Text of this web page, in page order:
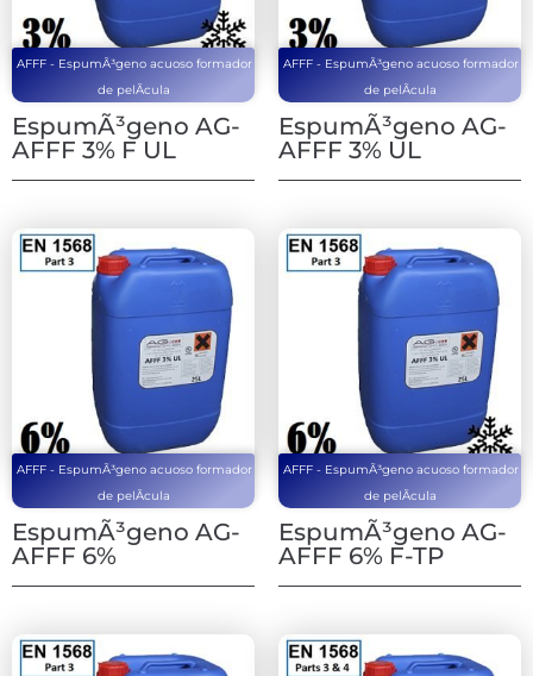
AFFF - EspumÃ³geno acuoso formador
de pelÃ­cula
EspumÃ³geno AG-
AFFF 3% F UL
AFFF - EspumÃ³geno acuoso formador
de pelÃ­cula
EspumÃ³geno AG-
AFFF 3% UL
AFFF - EspumÃ³geno acuoso formador
de pelÃ­cula
EspumÃ³geno AG-
AFFF 6%
AFFF - EspumÃ³geno acuoso formador
de pelÃ­cula
EspumÃ³geno AG-
AFFF 6% F-TP